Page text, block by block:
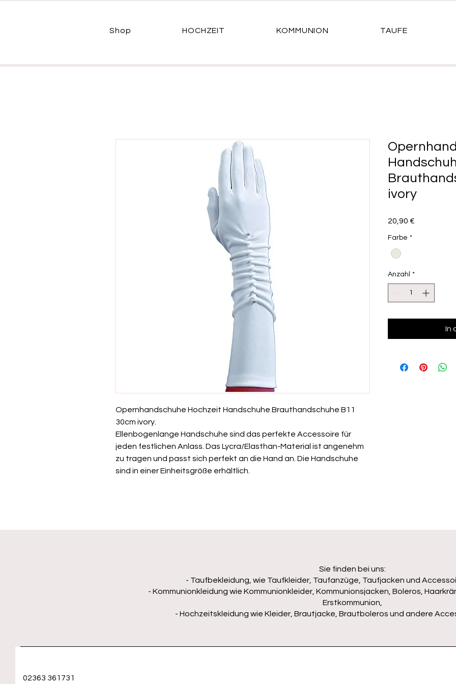
Shop HOCHZEIT KOMMUNION TAUFE
Opernhandschuhe Hochzeit Handschuhe Brauthandschuhe B11
30cm ivory.
Ellenbogenlange Handschuhe sind das perfekte Accessoire für
jeden festlichen Anlass. Das Lycra/Elasthan-Material ist angenehm
zu tragen und passt sich perfekt an die Hand an. Die Handschuhe
sind in einer Einheitsgröße erhältlich.
ivory
20,90 €
Farbe *
Anzahl *
In
Sie finden bei uns:
- Taufbekleidung, wie Taufkleider, Taufanzüge, Taufjacken und
- Kommunionkleidung wie Kommunionkleider, Kommunionsjacken, Boleros,
Erstkommunion,
- Hochzeitskleidung wie Kleider, Brautjacke, Brautboleros und andere
02363 361731